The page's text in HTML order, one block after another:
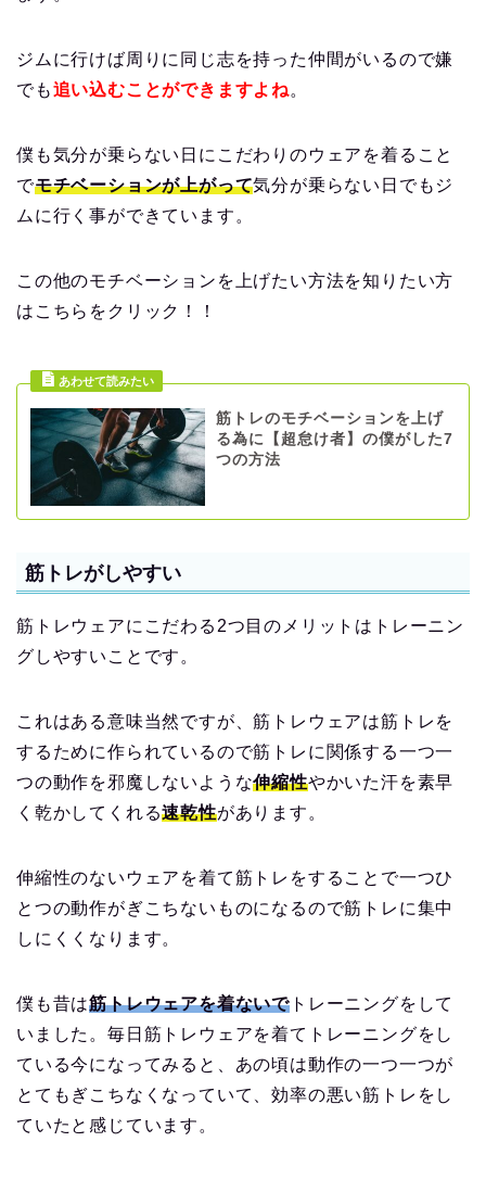
ジムに行けば周りに同じ志を持った仲間がいるので嫌
でも追い込むことができますよね。
僕も気分が乗らない日にこだわりのウェアを着ること
でモチベーションが上がって気分が乗らない日でもジ
ムに行く事ができています。
この他のモチベーションを上げたい方法を知りたい方
はこちらをクリック！！
筋トレのモチベーションを上げ
る為に【超怠け者】の僕がした7
つの方法
筋トレがしやすい
筋トレウェアにこだわる2つ目のメリットはトレーニン
グしやすいことです。
これはある意味当然ですが、筋トレウェアは筋トレを
するために作られているので筋トレに関係する一つ一
つの動作を邪魔しないような伸縮性やかいた汗を素早
く乾かしてくれる速乾性があります。
伸縮性のないウェアを着て筋トレをすることで一つひ
とつの動作がぎこちないものになるので筋トレに集中
しにくくなります。
僕も昔は筋トレウェアを着ないで トレーニングをして
いました。毎日筋トレウェアを着てトレーニングをし
ている今になってみると、あの頃は動作の一つ一つが
とてもぎこちなくなっていて、効率の悪い筋トレをし
ていたと感じています。